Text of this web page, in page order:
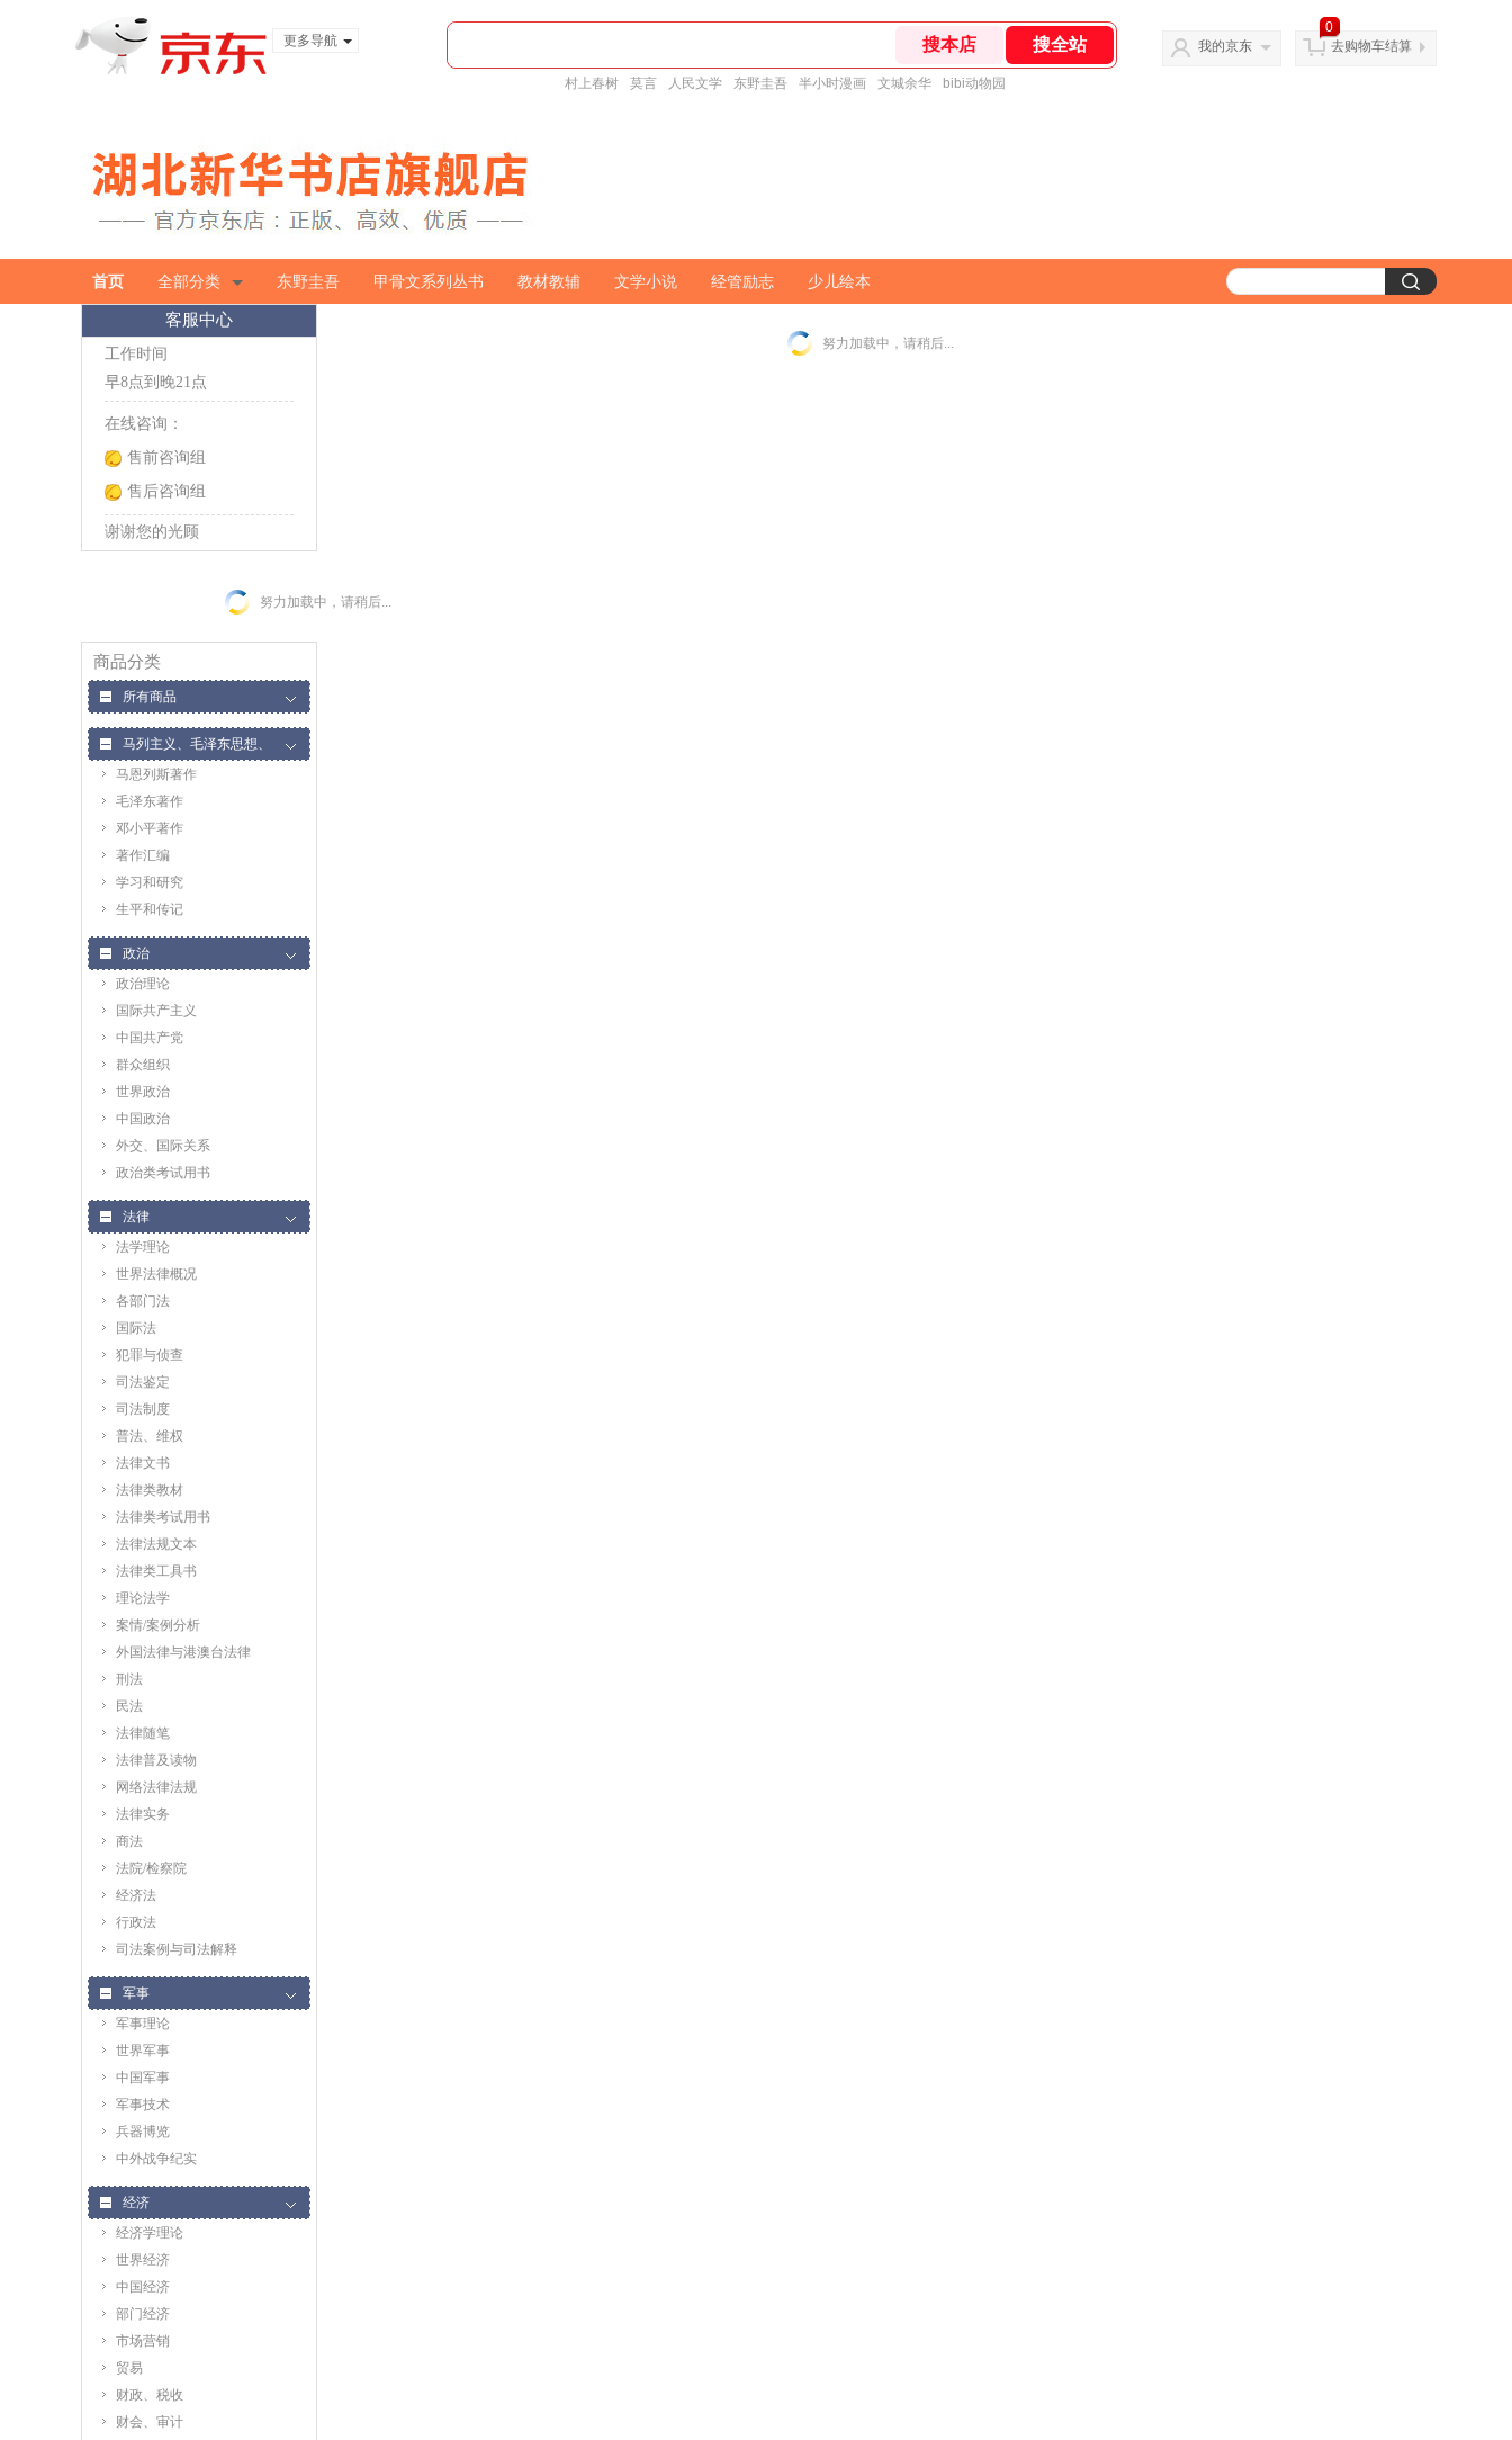
更多导航
村上春树 莫言 人民文学 东野圭吾 半小时漫画 文城余华 bibi动物园
我的京东
0
去购物车结算
首页 全部分类 东野圭吾 甲骨文系列丛书 教材教辅 文学小说 经管励志 少儿绘本
客服中心
工作时间
早8点到晚21点
在线咨询：
售前咨询组
售后咨询组
谢谢您的光顾
努力加载中，请稍后...
商品分类
所有商品
马列主义、毛泽东思想、
邓小平理论
马恩列斯著作
毛泽东著作
邓小平著作
著作汇编
学习和研究
生平和传记
政治
政治理论
国际共产主义
中国共产党
群众组织
世界政治
中国政治
外交、国际关系
政治类考试用书
法律
法学理论
世界法律概况
各部门法
国际法
犯罪与侦查
司法鉴定
司法制度
普法、维权
法律文书
法律类教材
法律类考试用书
法律法规文本
法律类工具书
理论法学
案情/案例分析
外国法律与港澳台法律
刑法
民法
法律随笔
法律普及读物
网络法律法规
法律实务
商法
法院/检察院
经济法
行政法
司法案例与司法解释
军事
军事理论
世界军事
中国军事
军事技术
兵器博览
中外战争纪实
经济
经济学理论
世界经济
中国经济
部门经济
市场营销
贸易
财政、税收
财会、审计
努力加载中，请稍后...